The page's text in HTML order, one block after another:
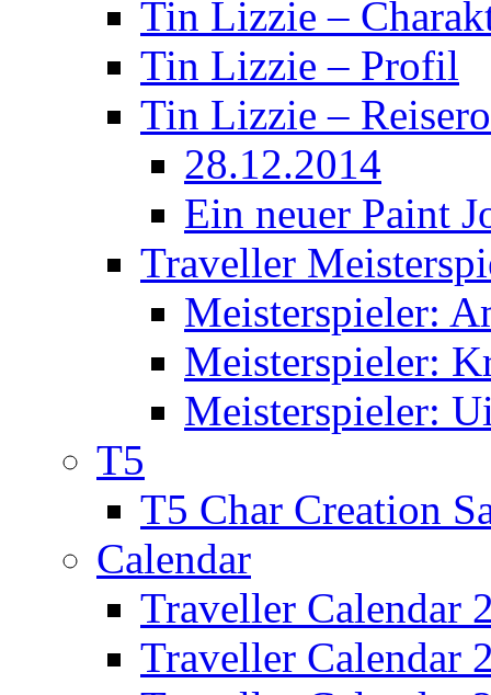
Tin Lizzie –
Tin Lizzie – Profil
Tin Lizzie –
28.12.2014
Ein neuer Paint
Traveller
Meisterspieler:
Meisterspieler:
Meisterspieler:
T5
T5 Char Creation
Calendar
Traveller Calendar
Traveller Calendar